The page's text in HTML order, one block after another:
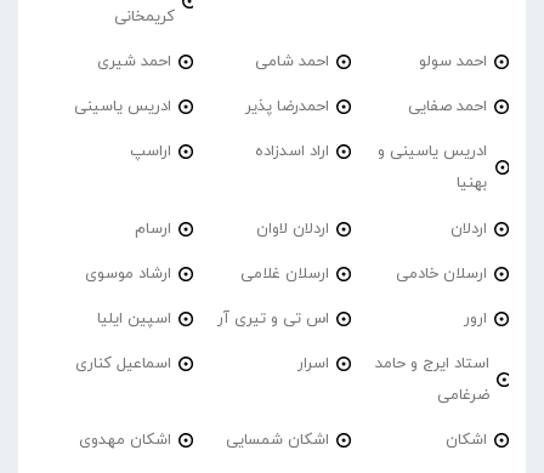
کریمخانی
احمد سولو احمد شامی احمد شیری
احمد صفایی احمدرضا پذیر ادریس یاسینی
ادریس یاسینی و
بهنیا
اراد اسدزاده اراسپ
اردلان اردلان لاوان ارسام
ارسلان خادمی ارسلان غلامی ارشاد موسوی
ارور اس تی و تیری آر اسپین ایلیا
استاد ایرج و حامد
ضرغامی
اسرار اسماعیل کناری
اشکان اشکان شمسایی اشکان مهدوی